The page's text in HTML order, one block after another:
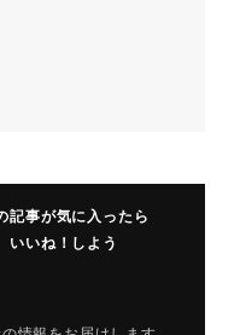
記事が気に入ったら
いいね！しよう